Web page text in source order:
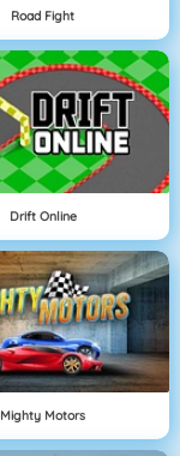
Road Fight
Drift Online
Mighty Motors